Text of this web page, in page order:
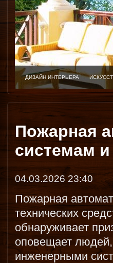
ДИЗАЙН ИНТЕРЬЕРА
Пожарная
системам
04.03.2026 23:40
Пожарная
технических
обнаруживает
оповещает
инженерными